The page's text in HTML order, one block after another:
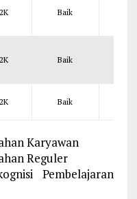
Baik
Baik
Baik
Karyawan
Reguler
Pembelajaran